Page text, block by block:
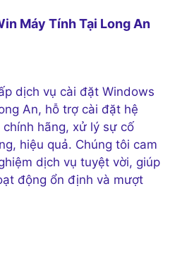
Máy Tính Tại Long An
dịch vụ cài đặt Windows
An, hỗ trợ cài đặt hệ
hãng, xử lý sự cố
hiệu quả. Chúng tôi cam
dịch vụ tuyệt vời, giúp
động ổn định và mượt